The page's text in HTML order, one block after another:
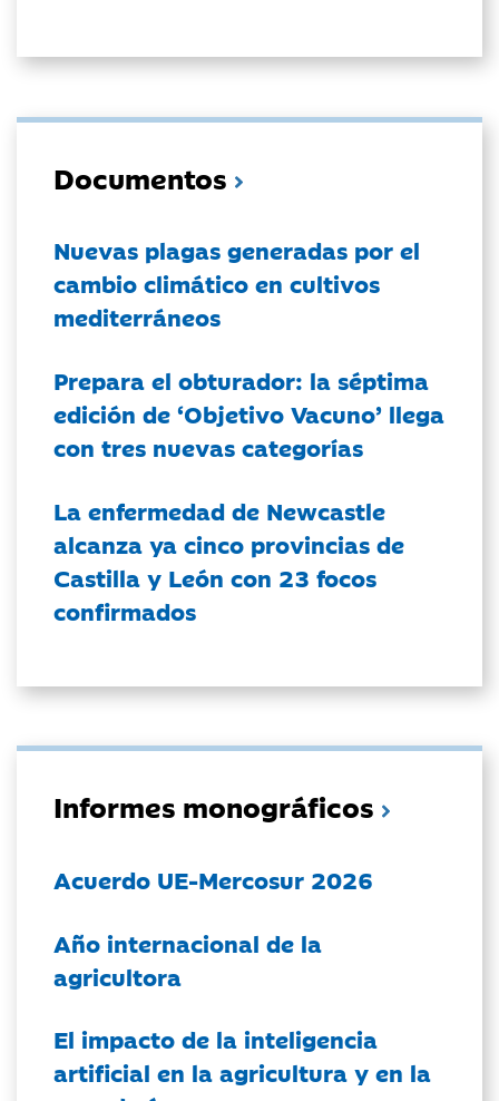
Documentos
Nuevas plagas generadas por el
cambio climático en cultivos
mediterráneos
Prepara el obturador: la séptima
edición de ‘Objetivo Vacuno’ llega
con tres nuevas categorías
La enfermedad de Newcastle
alcanza ya cinco provincias de
Castilla y León con 23 focos
confirmados
Informes monográficos
Acuerdo UE-Mercosur 2026
Año internacional de la
agricultora
El impacto de la inteligencia
artificial en la agricultura y en la